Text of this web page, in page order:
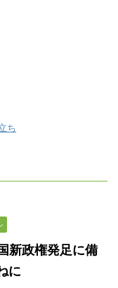
ち
新政権発足に備
に